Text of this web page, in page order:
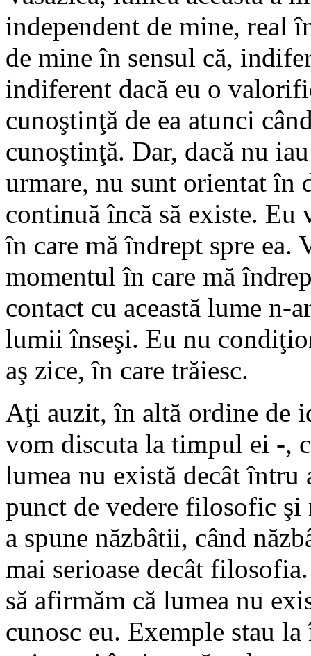
independent de mine, real
de mine în sensul că,
indiferent dacă eu o
cunoştinţă de ea atunci
cunoştinţă. Dar, dacă nu
urmare, nu sunt orientat în
continuă încă să existe.
în care mă îndrept spre ea.
momentul în care mă
contact cu această lume n-
lumii înseşi. Eu nu
aş zice, în care trăiesc.
Aţi auzit, în altă ordine de
vom discuta la timpul ei -,
lumea nu există decât întru
punct de vedere filosofic
a spune năzbâtii, când
mai serioase decât
să afirmăm că lumea nu
cunosc eu. Exemple stau